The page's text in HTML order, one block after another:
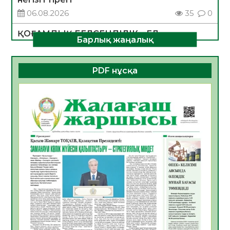
06.08.2026
35 0
ҚОҒАМДЫҚ БЕЛСЕНДІЛІК – ЕЛ
ДАМУЫНЫҢ НЕГІЗІ
06.08.2026
32 0
ҚҰРЫЛТАЙ САЙЛАУЫ – БОЛАШАҚҚА
06.08.2026
Инфекциялық ауруларға қарсы иммундау
жұмыстарының тиімділігі
06.08.2026
36
Көкжөтел ауруы туралы
06.08.2026
33
АПВ вакцинасы туралы мәлімет
06.08.2026
33
Барлық жаңалық
PDF нұсқа